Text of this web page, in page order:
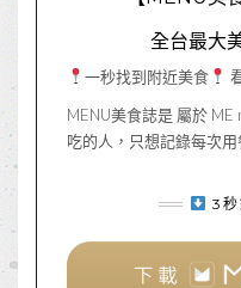
全台最大
一秒找到附近美食
MENU美食誌是 屬於
吃的人，只想記錄每次用
3秒